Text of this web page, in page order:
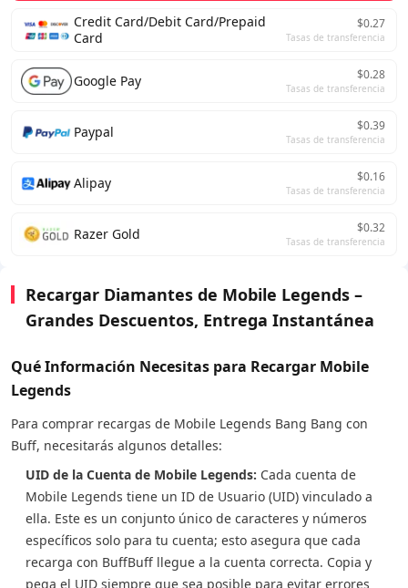
Credit Card/Debit Card/Prepaid
Card
$0.27
Tasas de transferencia
Google Pay $0.28
Tasas de transferencia
Paypal $0.39
Tasas de transferencia
Alipay $0.16
Tasas de transferencia
Razer Gold $0.32
Tasas de transferencia
Recargar Diamantes de Mobile Legends –
Grandes Descuentos, Entrega Instantánea
Qué Información Necesitas para Recargar Mobile
Legends
Para comprar recargas de Mobile Legends Bang Bang con
Buff, necesitarás algunos detalles:
UID de la Cuenta de Mobile Legends: Cada cuenta de
Mobile Legends tiene un ID de Usuario (UID) vinculado a
ella. Este es un conjunto único de caracteres y números
específicos solo para tu cuenta; esto asegura que cada
recarga con BuffBuff llegue a la cuenta correcta. Copia y
pega el UID siempre que sea posible para evitar errores